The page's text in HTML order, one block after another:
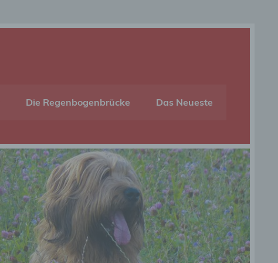
Die Regenbogenbrücke Das Neueste